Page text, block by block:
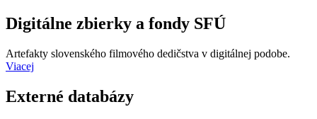
Digitálne zbierky a fondy SFÚ
Artefakty slovenského filmového dedičstva v digitálnej podobe.
Viacej
Externé databázy